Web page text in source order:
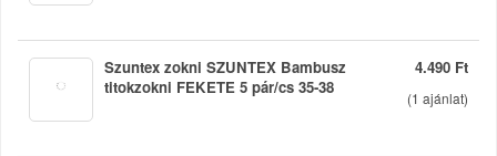
4.490 Ft
(1 ajánlat)
Szuntex zokni SZUNTEX Bambusz
titokzokni FEKETE 5 pár/cs 35-38